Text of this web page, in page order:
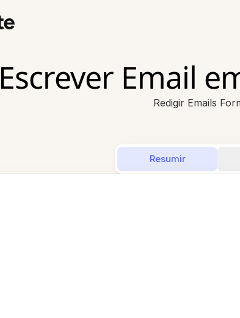
Escrever Email
Redigir Emails
Resumir